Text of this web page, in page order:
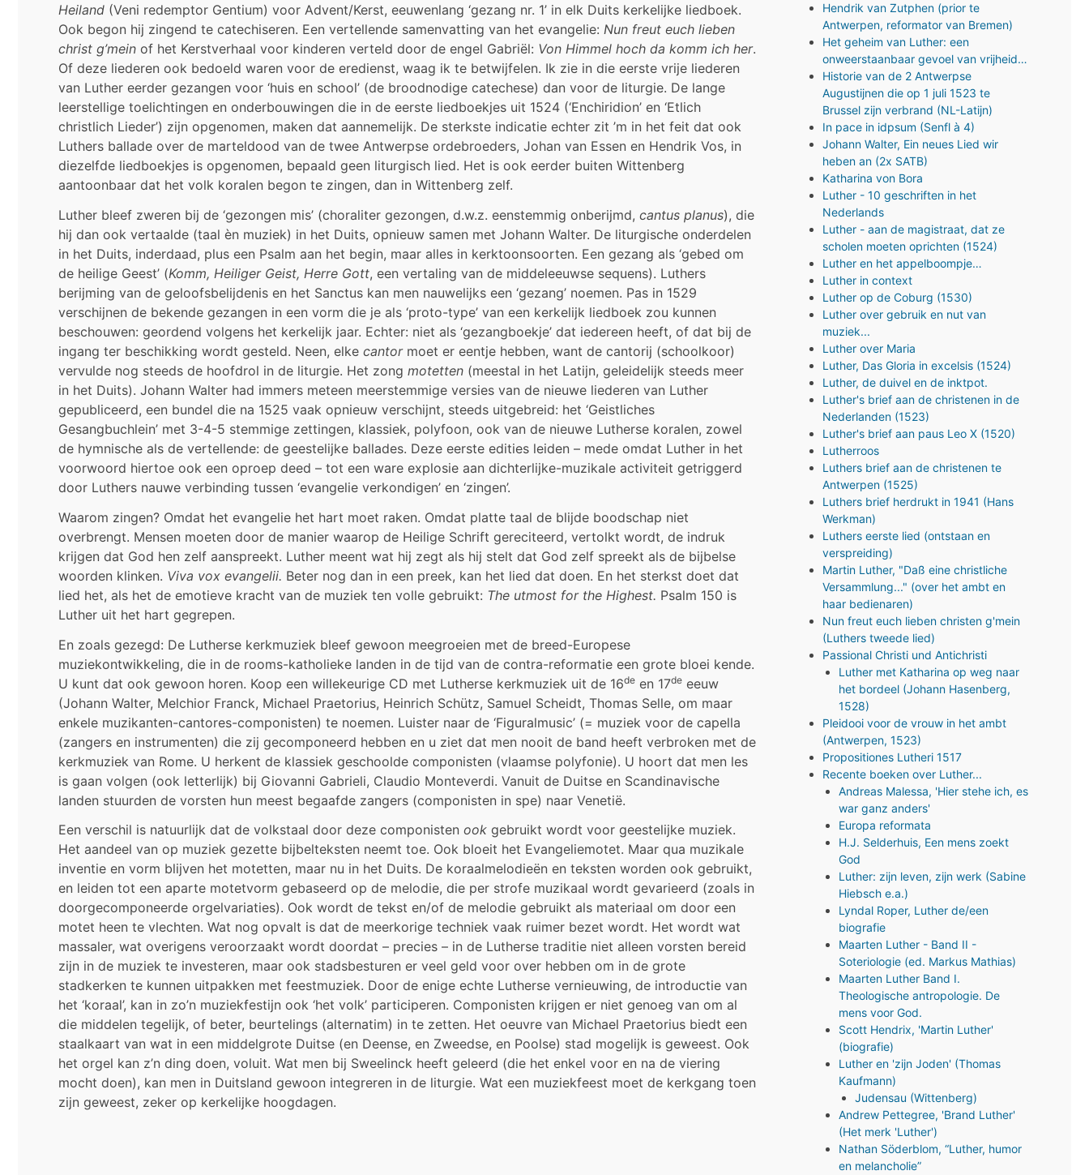
Heiland (Veni redemptor Gentium) voor Advent/Kerst, eeuwenlang ‘gezang nr. 1’ in elk Duits kerkelijke liedboek.
Ook begon hij zingend te catechiseren. Een vertellende samenvatting van het evangelie: Nun freut euch lieben
christ g’mein of het Kerstverhaal voor kinderen verteld door de engel Gabriël: Von Himmel hoch da komm ich her.
Of deze liederen ook bedoeld waren voor de eredienst, waag ik te betwijfelen. Ik zie in die eerste vrije liederen
van Luther eerder gezangen voor ‘huis en school’ (de broodnodige catechese) dan voor de liturgie. De lange
leerstellige toelichtingen en onderbouwingen die in de eerste liedboekjes uit 1524 (‘Enchiridion’ en ‘Etlich
christlich Lieder’) zijn opgenomen, maken dat aannemelijk. De sterkste indicatie echter zit ’m in het feit dat ook
Luthers ballade over de marteldood van de twee Antwerpse ordebroeders, Johan van Essen en Hendrik Vos, in
diezelfde liedboekjes is opgenomen, bepaald geen liturgisch lied. Het is ook eerder buiten Wittenberg
aantoonbaar dat het volk koralen begon te zingen, dan in Wittenberg zelf.
Luther bleef zweren bij de ‘gezongen mis’ (choraliter gezongen, d.w.z. eenstemmig onberijmd, cantus planus), die
hij dan ook vertaalde (taal èn muziek) in het Duits, opnieuw samen met Johann Walter. De liturgische onderdelen
in het Duits, inderdaad, plus een Psalm aan het begin, maar alles in kerktoonsoorten. Een gezang als ‘gebed om
de heilige Geest’ (Komm, Heiliger Geist, Herre Gott, een vertaling van de middeleeuwse sequens). Luthers
berijming van de geloofsbelijdenis en het Sanctus kan men nauwelijks een ‘gezang’ noemen. Pas in 1529
verschijnen de bekende gezangen in een vorm die je als ‘proto-type’ van een kerkelijk liedboek zou kunnen
beschouwen: geordend volgens het kerkelijk jaar. Echter: niet als ‘gezangboekje’ dat iedereen heeft, of dat bij de
ingang ter beschikking wordt gesteld. Neen, elke cantor moet er eentje hebben, want de cantorij (schoolkoor)
vervulde nog steeds de hoofdrol in de liturgie. Het zong motetten (meestal in het Latijn, geleidelijk steeds meer
in het Duits). Johann Walter had immers meteen meerstemmige versies van de nieuwe liederen van Luther
gepubliceerd, een bundel die na 1525 vaak opnieuw verschijnt, steeds uitgebreid: het ‘Geistliches
Gesangbuchlein’ met 3-4-5 stemmige zettingen, klassiek, polyfoon, ook van de nieuwe Lutherse koralen, zowel
de hymnische als de vertellende: de geestelijke ballades. Deze eerste edities leiden – mede omdat Luther in het
voorwoord hiertoe ook een oproep deed – tot een ware explosie aan dichterlijke-muzikale activiteit getriggerd
door Luthers nauwe verbinding tussen ‘evangelie verkondigen’ en ‘zingen’.
Waarom zingen? Omdat het evangelie het hart moet raken. Omdat platte taal de blijde boodschap niet
overbrengt. Mensen moeten door de manier waarop de Heilige Schrift gereciteerd, vertolkt wordt, de indruk
krijgen dat God hen zelf aanspreekt. Luther meent wat hij zegt als hij stelt dat God zelf spreekt als de bijbelse
woorden klinken. Viva vox evangelii. Beter nog dan in een preek, kan het lied dat doen. En het sterkst doet dat
lied het, als het de emotieve kracht van de muziek ten volle gebruikt: The utmost for the Highest. Psalm 150 is
Luther uit het hart gegrepen.
En zoals gezegd: De Lutherse kerkmuziek bleef gewoon meegroeien met de breed-Europese
muziekontwikkeling, die in de rooms-katholieke landen in de tijd van de contra-reformatie een grote bloei kende.
U kunt dat ook gewoon horen. Koop een willekeurige CD met Lutherse kerkmuziek uit de 16de en 17de eeuw
(Johann Walter, Melchior Franck, Michael Praetorius, Heinrich Schütz, Samuel Scheidt, Thomas Selle, om maar
enkele muzikanten-cantores-componisten) te noemen. Luister naar de ‘Figuralmusic’ (= muziek voor de capella
(zangers en instrumenten) die zij gecomponeerd hebben en u ziet dat men nooit de band heeft verbroken met de
kerkmuziek van Rome. U herkent de klassiek geschoolde componisten (vlaamse polyfonie). U hoort dat men les
is gaan volgen (ook letterlijk) bij Giovanni Gabrieli, Claudio Monteverdi. Vanuit de Duitse en Scandinavische
landen stuurden de vorsten hun meest begaafde zangers (componisten in spe) naar Venetië.
Een verschil is natuurlijk dat de volkstaal door deze componisten ook gebruikt wordt voor geestelijke muziek.
Het aandeel van op muziek gezette bijbelteksten neemt toe. Ook bloeit het Evangeliemotet. Maar qua muzikale
inventie en vorm blijven het motetten, maar nu in het Duits. De koraalmelodieën en teksten worden ook gebruikt,
en leiden tot een aparte motetvorm gebaseerd op de melodie, die per strofe muzikaal wordt gevarieerd (zoals in
doorgecomponeerde orgelvariaties). Ook wordt de tekst en/of de melodie gebruikt als materiaal om door een
motet heen te vlechten. Wat nog opvalt is dat de meerkorige techniek vaak ruimer bezet wordt. Het wordt wat
massaler, wat overigens veroorzaakt wordt doordat – precies – in de Lutherse traditie niet alleen vorsten bereid
zijn in de muziek te investeren, maar ook stadsbesturen er veel geld voor over hebben om in de grote
stadkerken te kunnen uitpakken met feestmuziek. Door de enige echte Lutherse vernieuwing, de introductie van
het ‘koraal’, kan in zo’n muziekfestijn ook ‘het volk’ participeren. Componisten krijgen er niet genoeg van om al
die middelen tegelijk, of beter, beurtelings (alternatim) in te zetten. Het oeuvre van Michael Praetorius biedt een
staalkaart van wat in een middelgrote Duitse (en Deense, en Zweedse, en Poolse) stad mogelijk is geweest. Ook
het orgel kan z’n ding doen, voluit. Wat men bij Sweelinck heeft geleerd (die het enkel voor en na de viering
mocht doen), kan men in Duitsland gewoon integreren in de liturgie. Wat een muziekfeest moet de kerkgang toen
zijn geweest, zeker op kerkelijke hoogdagen.
Hendrik van Zutphen (prior te
Antwerpen, reformator van Bremen)
Het geheim van Luther: een
onweerstaanbaar gevoel van vrijheid…
Historie van de 2 Antwerpse
Augustijnen die op 1 juli 1523 te
Brussel zijn verbrand (NL-Latijn)
In pace in idpsum (Senfl à 4)
Johann Walter, Ein neues Lied wir
heben an (2x SATB)
Katharina von Bora
Luther - 10 geschriften in het
Nederlands
Luther - aan de magistraat, dat ze
scholen moeten oprichten (1524)
Luther en het appelboompje…
Luther in context
Luther op de Coburg (1530)
Luther over gebruik en nut van
muziek...
Luther over Maria
Luther, Das Gloria in excelsis (1524)
Luther, de duivel en de inktpot.
Luther's brief aan de christenen in de
Nederlanden (1523)
Luther's brief aan paus Leo X (1520)
Lutherroos
Luthers brief aan de christenen te
Antwerpen (1525)
Luthers brief herdrukt in 1941 (Hans
Werkman)
Luthers eerste lied (ontstaan en
verspreiding)
Martin Luther, "Daß eine christliche
Versammlung..." (over het ambt en
haar bedienaren)
Nun freut euch lieben christen g'mein
(Luthers tweede lied)
Passional Christi und Antichristi
Luther met Katharina op weg naar
het bordeel (Johann Hasenberg,
1528)
Pleidooi voor de vrouw in het ambt
(Antwerpen, 1523)
Propositiones Lutheri 1517
Recente boeken over Luther...
Andreas Malessa, 'Hier stehe ich, es
war ganz anders'
Europa reformata
H.J. Selderhuis, Een mens zoekt
God
Luther: zijn leven, zijn werk (Sabine
Hiebsch e.a.)
Lyndal Roper, Luther de/een
biografie
Maarten Luther - Band II -
Soteriologie (ed. Markus Mathias)
Maarten Luther Band I.
Theologische antropologie. De
mens voor God.
Scott Hendrix, 'Martin Luther'
(biografie)
Luther en 'zijn Joden' (Thomas
Kaufmann)
Judensau (Wittenberg)
Andrew Pettegree, 'Brand Luther'
(Het merk 'Luther')
Nathan Söderblom, “Luther, humor
en melancholie”